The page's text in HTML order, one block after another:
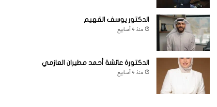
الدكتور يوسف القهيم
منذ 4 أسابيع
الدكتورة عائشة أحمد مطيران العازمي
منذ 4 أسابيع